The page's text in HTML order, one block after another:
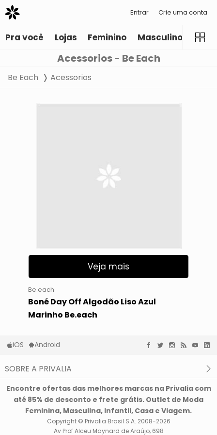
Entrar Crie uma conta
Pra você Lojas Feminino Masculino
Acessorios - Be Each
Be Each Acessorios
Veja mais
Be.each
Boné Day Off Algodão Liso Azul
Marinho Be.each
iOS Android
SOBRE A PRIVALIA
Privacidade e Cookies
Condições de uso
Encontre ofertas das melhores marcas na Privalia com
até 85% de desconto e frete grátis. Outlet de Moda
Feminina, Masculina, Infantil, Casa e Viagem.
Copyright © Privalia Brasil S.A. 2008-2026
Av Prof Alceu Maynard de Araújo, 698